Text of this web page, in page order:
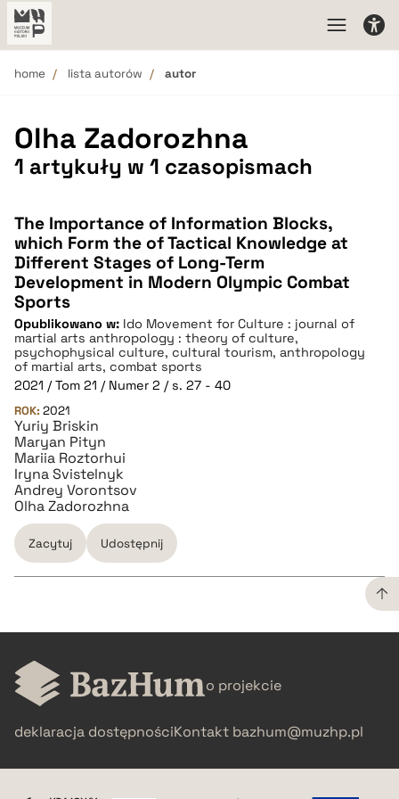
home lista autorów autor
Olha Zadorozhna
1 artykuły w 1 czasopismach
The Importance of Information Blocks,
which Form the of Tactical Knowledge at
Different Stages of Long-Term
Development in Modern Olympic Combat
Sports
Opublikowano w: Ido Movement for Culture : journal of
martial arts anthropology : theory of culture,
psychophysical culture, cultural tourism, anthropology
of martial arts, combat sports
2021 / Tom 21 / Numer 2 / s. 27 - 40
ROK: 2021
Yuriy Briskin
Maryan Pityn
Mariia Roztorhui
Iryna Svistelnyk
Andrey Vorontsov
Olha Zadorozhna
Zacytuj Udostępnij
CZYSTY TEKST
pobierz cytat
BIBTEX
o projekcie
deklaracja dostępnościKontakt bazhum@muzhp.pl